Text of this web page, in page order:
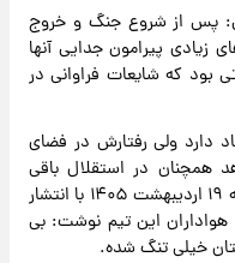
پس از شروع جنگ و خروج
زیادی پیرامون جدایی آنها
بود که شایعات فراوانی در
دارد ولی رفتارش در فضای
در استقلال باقی
بماند. این ملی پوش اهل آلبانی ظهر شنبه ۱۹ اردیبهشت ۱۴۰۵ با انتشار
این تیم نوشت: بی
خیلی تنگ شده.